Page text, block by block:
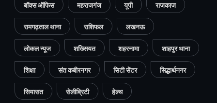
बॉक्स ऑफिस महराजगंज यूपी राजकाज
रामगढ़ताल थाना राशिफल लखनऊ
लोकल न्यूज शख्सियत शहरनामा शाहपुर थाना
शिक्षा संत कबीरनगर सिटी सेंटर सिद्धार्थनगर
सियासत सेलीब्रिटी हेल्थ